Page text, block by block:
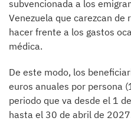
subvencionada a los
Venezuela que carezcan
hacer frente a los gastos
médica.
De este modo, los
euros anuales por persona
periodo que va desde el 1
hasta el 30 de abril de